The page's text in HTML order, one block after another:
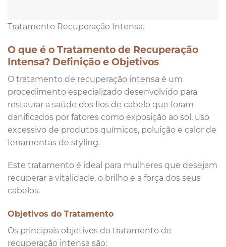
Tratamento Recuperação Intensa.
O que é o Tratamento de Recuperação
Intensa? Definição e Objetivos
O tratamento de recuperação intensa é um
procedimento especializado desenvolvido para
restaurar a saúde dos fios de cabelo que foram
danificados por fatores como exposição ao sol, uso
excessivo de produtos químicos, poluição e calor de
ferramentas de styling.
Este tratamento é ideal para mulheres que desejam
recuperar a vitalidade, o brilho e a força dos seus
cabelos.
Objetivos do Tratamento
Os principais objetivos do tratamento de
recuperação intensa são: